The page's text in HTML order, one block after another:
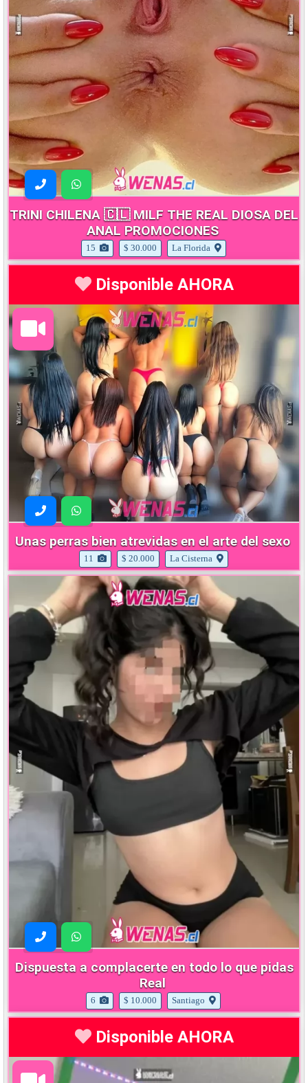
TRINI CHILENA 🇨🇱 MILF THE REAL DIOSA DEL
ANAL PROMOCIONES
15 $ 30.000 La Florida
Disponible AHORA
Unas perras bien atrevidas en el arte del sexo
11 $ 20.000 La Cisterna
Dispuesta a complacerte en todo lo que pidas
Real
6 $ 10.000 Santiago
Disponible AHORA